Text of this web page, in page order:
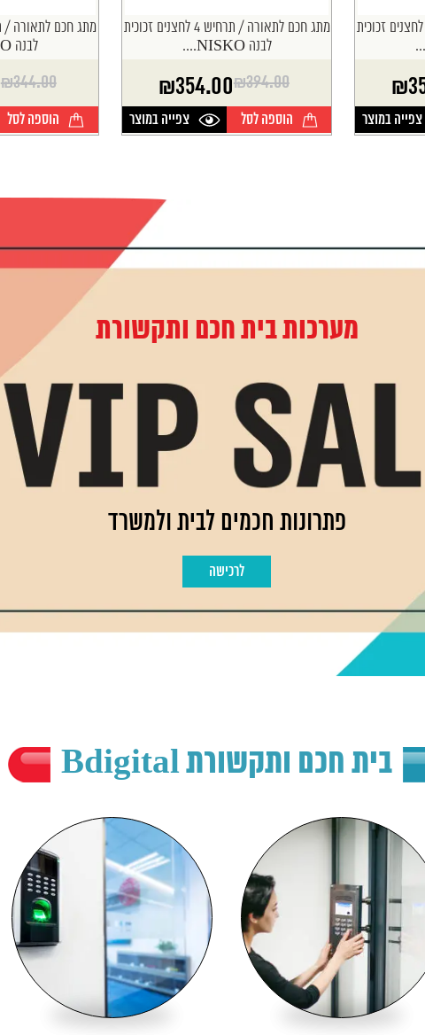
מתג חכם לתאורה / תרחיש 3 לחצנים זכוכית
₪
צפייה במוצר
מתג חכם לתאורה / תרחיש 4 לחצנים זכוכית
לבנה NISKO....
₪394.00
המחיר
המקורי
היה:
₪354.00
המחיר
הנוכחי
הוא:
הוספה לסל צפייה במוצר
לבנה NISKO....
₪344.00
המחיר
המקורי
היה:
המחיר
הנוכחי
הוא:
הוספה לסל
מערכות בית חכם ותקשורת
פתרונות חכמים לבית ולמשרד
לרכישה
בית חכם ותקשורת Bdigital